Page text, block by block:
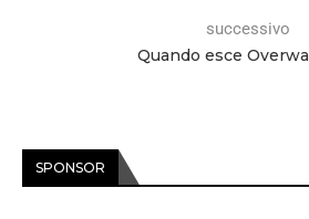
successivo
Quando esce
SPONSOR